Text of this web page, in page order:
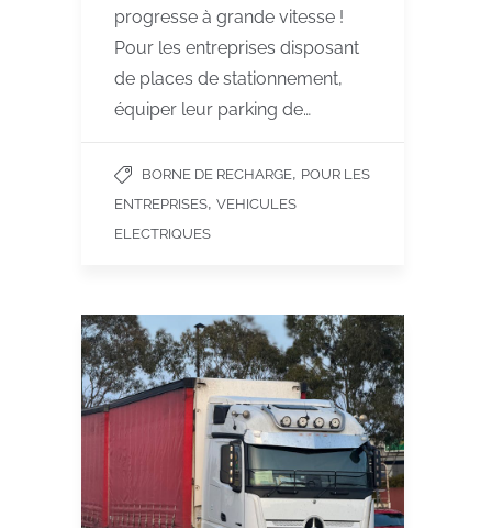
progresse à grande vitesse !
Pour les entreprises disposant
de places de stationnement,
équiper leur parking de…
BORNE DE RECHARGE, POUR LES
ENTREPRISES, VEHICULES
ELECTRIQUES